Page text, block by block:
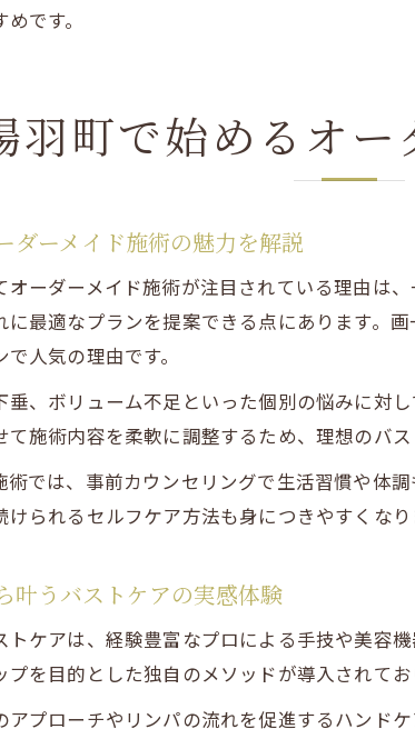
です。
羽町で始めるオ
ダーメイド施術の魅力を解説
オーダーメイド施術が注目されている理由は
に最適なプランを提案できる点にあります。
人気の理由です。
垂、ボリューム不足といった個別の悩みに対
て施術内容を柔軟に調整するため、理想のバ
術では、事前カウンセリングで生活習慣や体
られるセルフケア方法も身につきやすくなり
叶うバストケアの実感体験
トケアは、経験豊富なプロによる手技や美容
プを目的とした独自のメソッドが導入されて
アプローチやリンパの流れを促進するハンド